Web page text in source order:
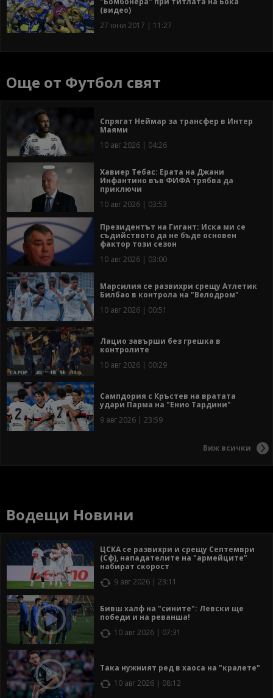
(видео)
27 юни 2017 | 11:27
Още от Футбол свят
Спрягат Неймар за трансфер в Интер
Маями
10 авг 2026 | 04:26
Хавиер Тебас: Ерата на Джани
Инфантино във ФИФА трябва да
приключи
10 авг 2026 | 03:53
Президентът на Гигант: Иска ми се
съдийството да не бъде основен
фактор този сезон
10 авг 2026 | 03:00
Марсилия се развихри срещу Атлетик
Билбао в контрола на "Велодром"
10 авг 2026 | 00:51
Лацио завърши без грешка в
контролите
10 авг 2026 | 00:29
Сампдория с Кръстев на вратата
удари Парма на "Енио Тардини"
9 авг 2026 | 23:59
Виж всички
Водещи Новини
ЦСКА се развихри и срещу Септември
(Сф), нападателите на "армейците"
набират скорост
9 авг 2026 | 23:11
Бивш халф на "сините": Левски ще
победи и на реванша!
10 авг 2026 | 07:31
Така нужният ред в хаоса на "кралете"
10 авг 2026 | 08:12